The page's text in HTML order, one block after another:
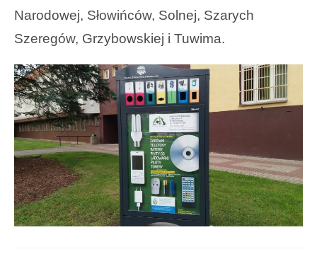
Narodowej, Słowińców, Solnej, Szarych
Szeregów, Grzybowskiej i Tuwima.